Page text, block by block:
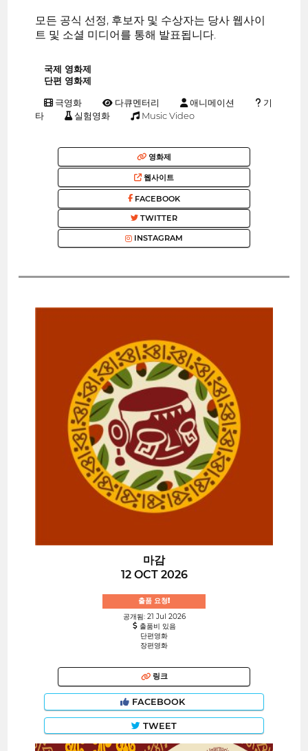
모든 공식 선정, 후보자 및 수상자는 당사 웹사이
트 및 소셜 미디어를 통해 발표됩니다.
국제 영화제
단편 영화제
극영화 다큐멘터리 애니메이션
기
타
실험영화 Music Video
영화제
웹사이트
FACEBOOK
TWITTER
INSTAGRAM
마감
12 OCT 2026
출품 요청!
공개됨: 21 Jul 2026
출품비 있음
단편영화
장편영화
링크
FACEBOOK
TWEET